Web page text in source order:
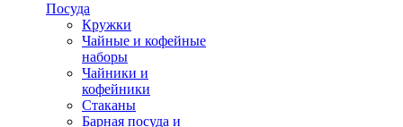
Посуда
Кружки
Чайные и кофейные
наборы
Чайники и
кофейники
Стаканы
Барная посуда и